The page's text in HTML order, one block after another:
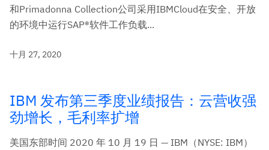
和Primadonna Collection公司采用IBMCloud在安全、开放
的环境中运行SAP®软件工作负载...
十月 27, 2020
IBM 发布第三季度业绩报告：云营收强
劲增长，毛利率扩增
美国东部时间 2020 年 10 月 19 日 — IBM（NYSE: IBM）